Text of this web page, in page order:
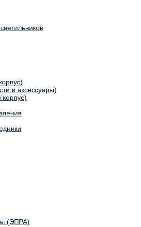
и аксессуары)
(ЭПРА)